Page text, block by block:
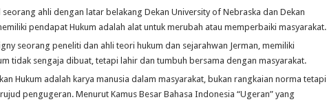
seorang ahli dengan latar belakang Dekan University of Nebraska dan Dekan
pendapat Hukum adalah alat untuk merubah atau memperbaiki masyarakat.
seorang peneliti dan ahli teori hukum dan sejarahwan Jerman, memiliki
tidak sengaja dibuat, tetapi lahir dan tumbuh bersama dengan masyarakat.
Hukum adalah karya manusia dalam masyarakat, bukan rangkaian norma tetapi
pengugeran. Menurut Kamus Besar Bahasa Indonesia “Ugeran” yang